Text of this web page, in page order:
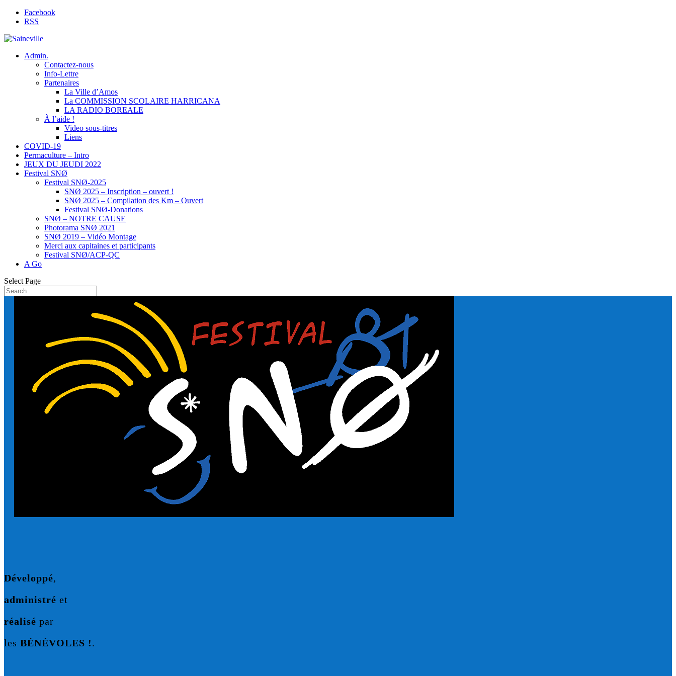
Facebook
RSS
Admin.
Contactez-nous
Info-Lettre
Partenaires
La Ville d’Amos
La COMMISSION SCOLAIRE HARRICANA
LA RADIO BOREALE
À l’aide !
Video sous-titres
Liens
COVID-19
Permaculture – Intro
JEUX DU JEUDI 2022
Festival SNØ
Festival SNØ-2025
SNØ 2025 – Inscription – ouvert !
SNØ 2025 – Compilation des Km – Ouvert
Festival SNØ-Donations
SNØ – NOTRE CAUSE
Photorama SNØ 2021
SNØ 2019 – Vidéo Montage
Merci aux capitaines et participants
Festival SNØ/ACP-QC
A Go
Select Page
Développé,
administré et
réalisé par
les BÉNÉVOLES !.